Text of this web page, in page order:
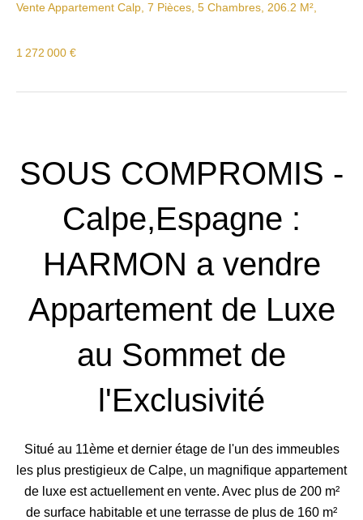
Vente Appartement Calp, 7 Pièces, 5 Chambres, 206.2 M²,
1 272 000 €
SOUS COMPROMIS -
Calpe,Espagne :
HARMON a vendre
Appartement de Luxe
au Sommet de
l'Exclusivité
Situé au 11ème et dernier étage de l'un des immeubles
les plus prestigieux de Calpe, un magnifique appartement
de luxe est actuellement en vente. Avec plus de 200 m²
de surface habitable et une terrasse de plus de 160 m²